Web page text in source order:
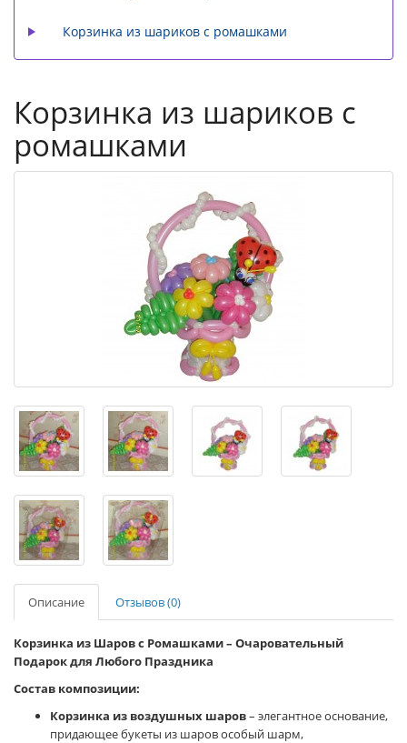
Корзинка из шариков с ромашками
Корзинка из шариков с
ромашками
Описание Отзывов (0)
Корзинка из Шаров с Ромашками – Очаровательный
Подарок для Любого Праздника
Состав композиции:
Корзинка из воздушных шаров– элегантное основание,
придающее букеты из шаров особый шарм,